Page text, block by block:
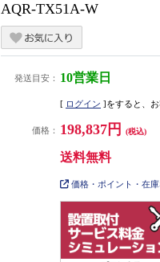
AQR-TX51A-W
発送目安： 10営業日
[ ログイン ]をすると、お
価格： 198,837円 (税込)
送料無料
価格・ポイント・在